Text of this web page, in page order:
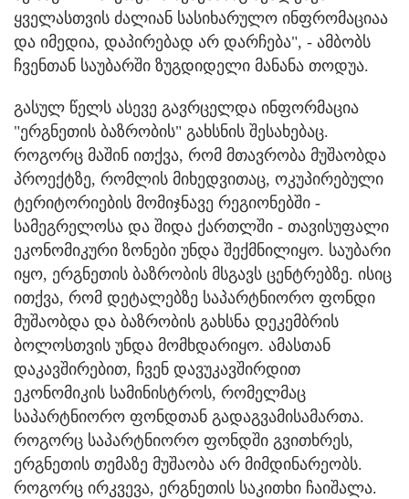
ყველასთვის ძალიან სასიხარულო ინფრომაციაა
და იმედია, დაპირებად არ დარჩება", - ამბობს
ჩვენთან საუბარში ზუგდიდელი მანანა თოდუა.
გასულ წელს ასევე გავრცელდა ინფორმაცია
"ერგნეთის ბაზრობის" გახსნის შესახებაც.
როგორც მაშინ ითქვა, რომ მთავრობა მუშაობდა
პროექტზე, რომლის მიხედვითაც, ოკუპირებული
ტერიტორიების მომიჯნავე რეგიონებში -
სამეგრელოსა და შიდა ქართლში - თავისუფალი
ეკონომიკური ზონები უნდა შექმნილიყო. საუბარი
იყო, ერგნეთის ბაზრობის მსგავს ცენტრებზე. ისიც
ითქვა, რომ დეტალებზე საპარტნიორო ფონდი
მუშაობდა და ბაზრობის გახსნა დეკემბრის
ბოლოსთვის უნდა მომხდარიყო. ამასთან
დაკავშირებით, ჩვენ დავუკავშირდით
ეკონომიკის სამინისტროს, რომელმაც
საპარტნიორო ფონდთან გადაგვამისამართა.
როგორც საპარტნიორო ფონდში გვითხრეს,
ერგნეთის თემაზე მუშაობა არ მიმდინარეობს.
როგორც ირკვევა, ერგნეთის საკითხი ჩაიშალა.